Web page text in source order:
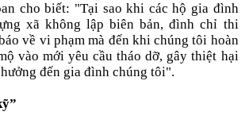
cho biết: "Tại sao khi các hộ gia đình
xã không lập biên bản, đình chỉ thi
về vi phạm mà đến khi chúng tôi hoàn
vào mới yêu cầu tháo dỡ, gây thiệt hại
đến gia đình chúng tôi".